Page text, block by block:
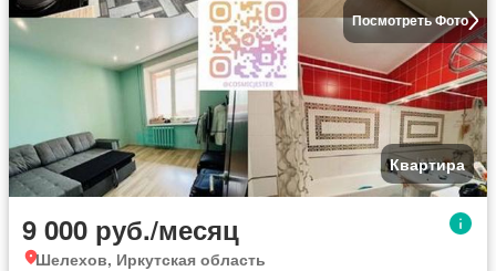
Посмотреть Фото
Квартира
9 000 руб./месяц
Шелехов, Иркутская область